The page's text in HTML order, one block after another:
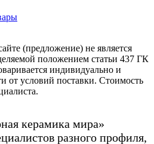
(предложение) не является
положением статьи 437 ГК
индивидуально и
от условий поставки. Стоимость
керамика мира»
разного профиля,